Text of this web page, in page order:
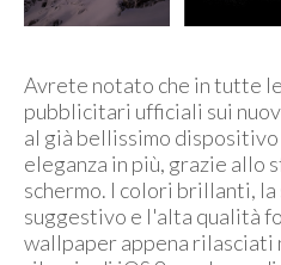
Avrete notato che in tutte
pubblicitari ufficiali sui
al già bellissimo
eleganza in più, grazie allo
schermo. I colori brillanti,
suggestivo e l'alta qualità
wallpaper appena